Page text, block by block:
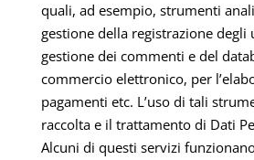
quali, ad esempio, strumenti
gestione della registrazione degli
gestione dei commenti e del
commercio elettronico, per
pagamenti etc. L’uso di tali
raccolta e il trattamento di Dati
Alcuni di questi servizi